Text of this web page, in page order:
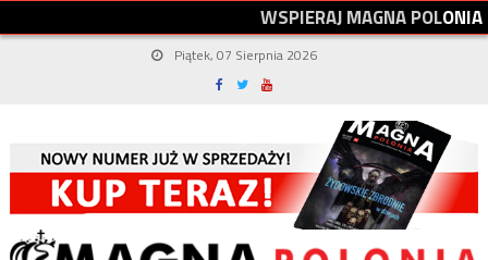
WSPIERAJMAGNAPOLONIA
Piątek, 07 Sierpnia 2026